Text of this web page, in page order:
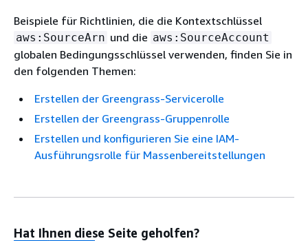
Beispiele für Richtlinien, die die Kontextschlüssel
aws:SourceArn und die aws:SourceAccount
globalen Bedingungsschlüssel verwenden, finden Sie in
den folgenden Themen:
Erstellen der Greengrass-Servicerolle
Erstellen der Greengrass-Gruppenrolle
Erstellen und konfigurieren Sie eine IAM-
Ausführungsrolle für Massenbereitstellungen
Hat Ihnen diese Seite geholfen?